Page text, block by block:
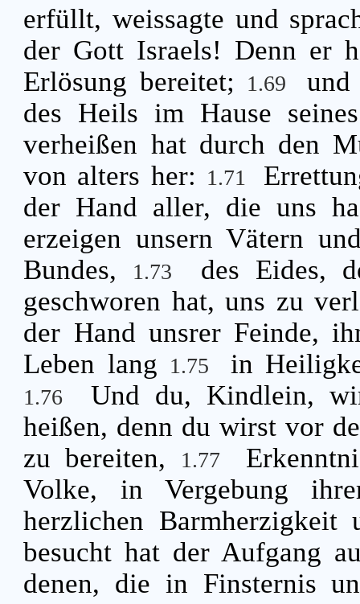
erfüllt, weissagte und
der Gott Israels! Denn er
Erlösung bereitet;
1.69
des Heils im Hause
verheißen hat durch den
von alters her: 1.71
der Hand aller, die uns
erzeigen unsern Vätern
Bundes,
1.73
des Eides,
geschworen hat, uns zu
der Hand unsrer Feinde,
Leben lang
1.75 in
1.76
Und du, Kindlein,
heißen, denn du wirst vor
zu bereiten,
1.77
Volke, in Vergebung
herzlichen Barmherzigkeit
besucht hat der Aufgang
denen, die in Finsternis